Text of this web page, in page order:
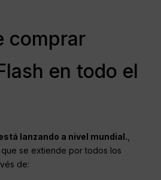
comprar
en todo el
lanzando a nivel mundial.,
se extiende por todos los
de: